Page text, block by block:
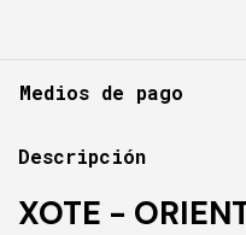
Medios de pago
Descripción
XOTE -